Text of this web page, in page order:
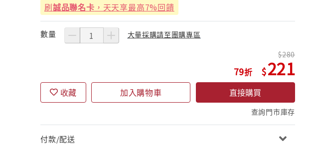
刷誠品聯名卡 ，天天享最高7%回饋
數量 大量採購請至團購專區
79
280
221
收藏 加入購物車 直接購買
查詢門市庫存
付款/配送